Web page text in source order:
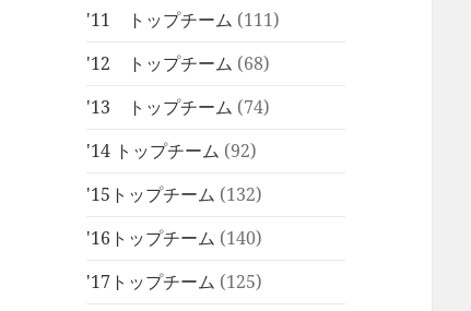
'11 トップチーム (111)
'12 トップチーム (68)
'13 トップチーム (74)
'14 トップチーム (92)
'15トップチーム (132)
'16トップチーム (140)
'17トップチーム (125)